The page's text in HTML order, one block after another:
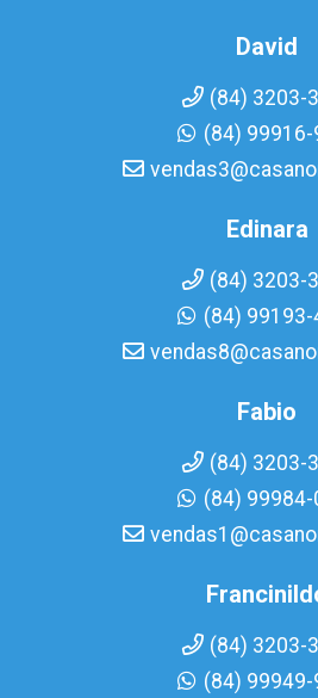
David
(84) 3203-
(84) 99916-
Edinara
(84) 3203-
(84) 99193-
Fabio
(84) 3203-
(84)
(84) 3203-
(84)